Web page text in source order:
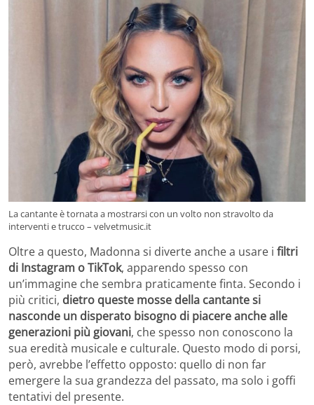
La cantante è tornata a mostrarsi con un volto non stravolto da
interventi e trucco – velvetmusic.it
Oltre a questo, Madonna si diverte anche a usare i filtri
di Instagram o TikTok, apparendo spesso con
un’immagine che sembra praticamente finta. Secondo i
più critici, dietro queste mosse della cantante si
nasconde un disperato bisogno di piacere anche alle
generazioni più giovani, che spesso non conoscono la
sua eredità musicale e culturale. Questo modo di porsi,
però, avrebbe l’effetto opposto: quello di non far
emergere la sua grandezza del passato, ma solo i goffi
tentativi del presente.